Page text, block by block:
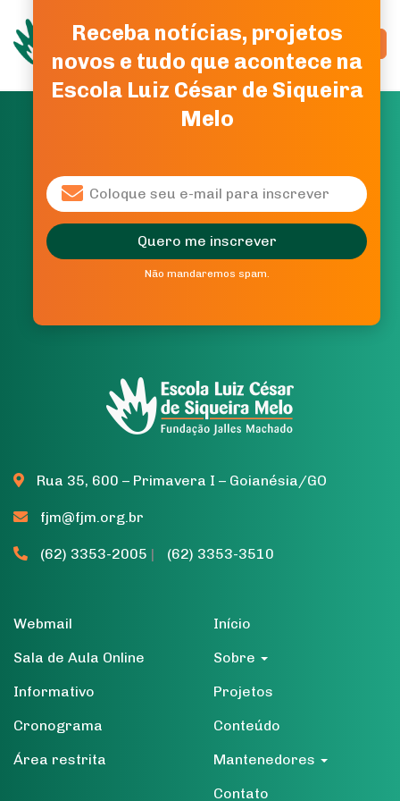
Receba notícias, projetos
novos e tudo que acontece na
Escola Luiz César de Siqueira
Melo
Quero me inscrever
Não mandaremos spam.
Rua 35, 600 – Primavera I – Goianésia/GO
fjm@fjm.org.br
(62) 3353-2005 | (62) 3353-3510
Webmail
Sala de Aula Online
Informativo
Cronograma
Área restrita
Início
Sobre
Projetos
Conteúdo
Mantenedores
Contato